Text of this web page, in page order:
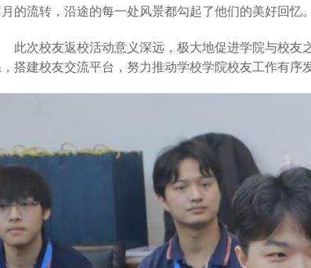
的流转，沿途的每一处风景都勾起了他们的美好回忆。
此次校友返校活动意义深远，极大地促进学院与校
搭建校友交流平台，努力推动学校学院校友工作有序